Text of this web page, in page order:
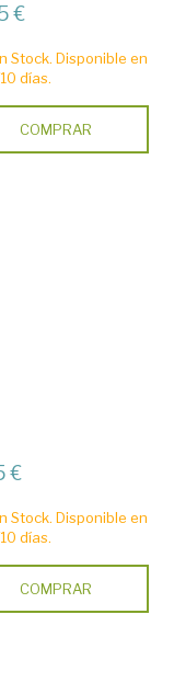
€
Stock. Disponible en
días.
COMPRAR
€
Stock. Disponible en
días.
COMPRAR